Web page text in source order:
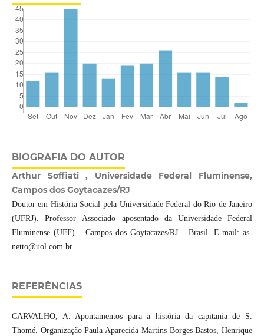
BIOGRAFIA DO AUTOR
Arthur Soffiati , Universidade Federal Fluminense,
Campos dos Goytacazes/RJ
Doutor em História Social pela Universidade Federal do Rio de Janeiro
(UFRJ). Professor Associado aposentado da Universidade Federal
Fluminense (UFF) – Campos dos Goytacazes/RJ – Brasil. E-mail: as-
netto@uol.com.br.
REFERÊNCIAS
CARVALHO, A. Apontamentos para a história da capitania de S.
Thomé. Organização Paula Aparecida Martins Borges Bastos, Henrique